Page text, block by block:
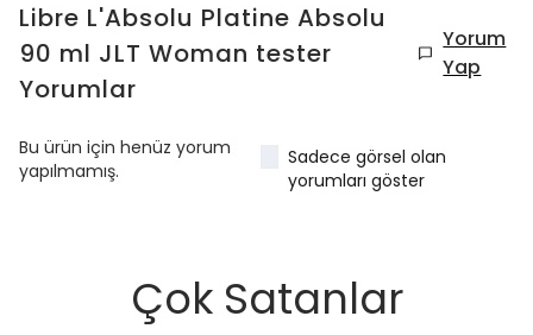
Libre L'Absolu Platine Absolu
90 ml JLT Woman tester
Yorumlar
Yorum
Yap
Bu ürün için henüz yorum
yapılmamış.
Sadece görsel olan
yorumları göster
Çok Satanlar